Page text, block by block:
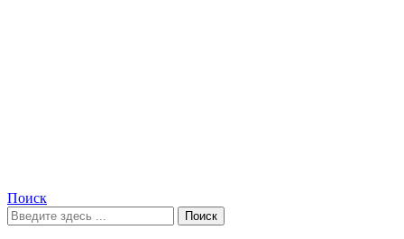
Поиск
Поиск